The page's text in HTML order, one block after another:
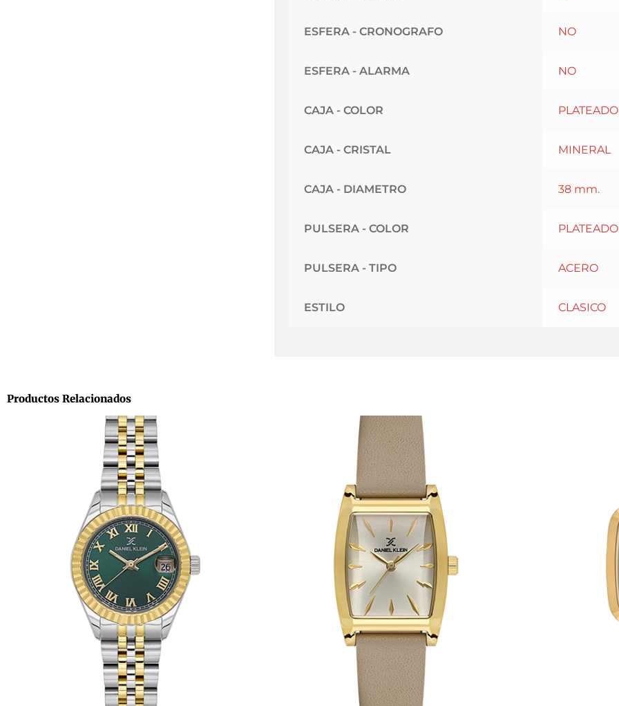
ESFERA - CRONOGRAFO NO
ESFERA - ALARMA NO
CAJA - COLOR PLATEADO
CAJA - CRISTAL MINERAL
CAJA - DIAMETRO 38 mm.
PULSERA - COLOR PLATEADO
PULSERA - TIPO ACERO
ESTILO CLASICO
Productos Relacionados